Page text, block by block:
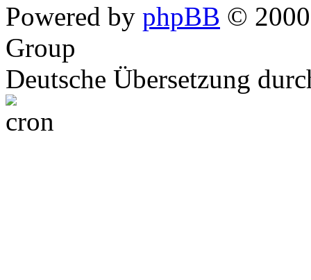
Powered by phpBB ©
Group
Deutsche Übersetzung